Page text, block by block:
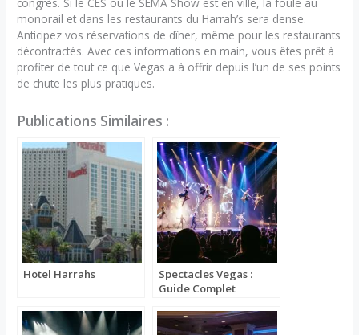
monorail et dans les restaurants du Harrah’s sera dense.
Anticipez vos réservations de dîner, même pour les restaurants
décontractés. Avec ces informations en main, vous êtes prêt à
profiter de tout ce que Vegas a à offrir depuis l’un de ses points
de chute les plus pratiques.
Publications Similaires :
Hotel Harrahs
Spectacles Vegas :
Guide Complet